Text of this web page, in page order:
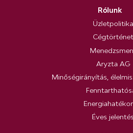
Rólunk
Üzletpolitika
Cégtörténet
Aryzta AG
Minőségirányítás,
Éves